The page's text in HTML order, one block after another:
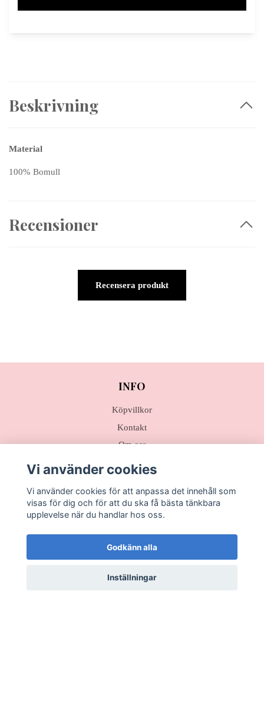
Beskrivning
Material
100% Bomull
Recensioner
Recensera produkt
INFO
Köpvillkor
Kontakt
Om oss
Liveshopping
Sociala medier
Vi använder cookies
Vi använder cookies för att anpassa det innehåll som
visas för dig och för att du ska få bästa tänkbara
upplevelse när du handlar hos oss.
Godkänn alla
Inställningar